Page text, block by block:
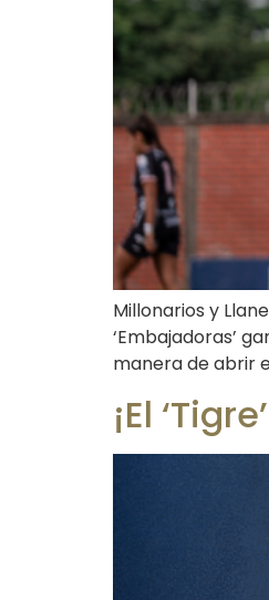
Millonarios y
‘Embajadoras’
manera de abrir
¡El